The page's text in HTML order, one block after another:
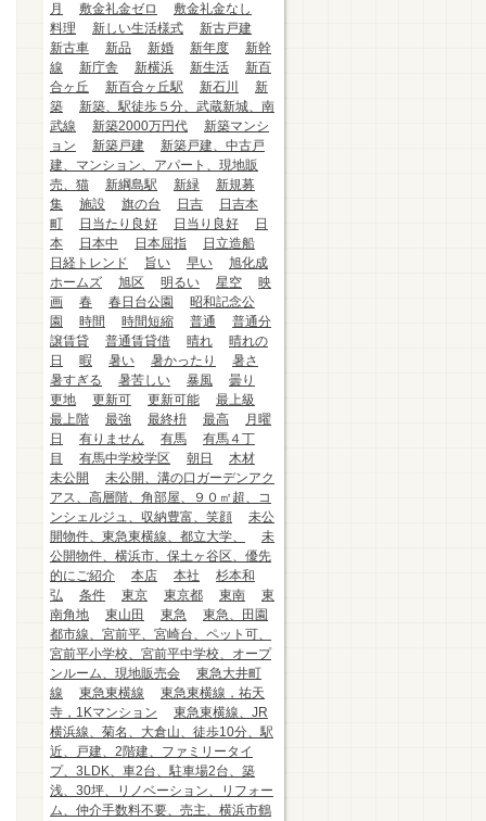
月
敷金礼金ゼロ
敷金礼金なし
料理
新しい生活様式
新古戸建
新古車
新品 新婚 新年度
新幹
線
新庁舎 新横浜 新生活
新百
合ヶ丘
新百合ヶ丘駅 新石川
新
築
新築、駅徒歩５分、武蔵新城、南
武線
新築2000万円代
新築マンシ
ョン
新築戸建
新築戸建、中古戸
建、マンション、アパート、現地販
売、猫
新綱島駅 新緑
新規募
集
施設 旗の台 日吉
日吉本
町
日当たり良好 日当り良好
日
本
日本中 日本屈指
日立造船
日経トレンド
旨い 早い
旭化成
ホームズ
旭区 明るい 星空
映
画
春 春日台公園
昭和記念公
園
時間 時間短縮 普通
普通分
譲賃貸
普通賃貸借 晴れ
晴れの
日
暇 暑い 暑かったり
暑さ
暑すぎる
暑苦しい 暴風
曇り
更地
更新可 更新可能
最上級
最上階
最強 最終枡 最高
月曜
日
有りません 有馬
有馬４丁
目
有馬中学校学区 朝日
木材
未公開
未公開、溝の口ガーデンアク
アス、高層階、角部屋、９０㎡超、コ
ンシェルジュ、収納豊富、笑顔
未公
開物件、東急東横線、都立大学、
未
公開物件、横浜市、保土ヶ谷区、優先
的にご紹介
本店 本社
杉本和
弘
条件 東京 東京都 東南
東
南角地
東山田 東急
東急、田園
都市線、宮前平、宮崎台、ペット可、
宮前平小学校、宮前平中学校、オープ
ンルーム、現地販売会
東急大井町
線
東急東横線
東急東横線，祐天
寺，1Kマンション
東急東横線、JR
横浜線、菊名、大倉山、徒歩10分、駅
近、戸建、2階建、ファミリータイ
プ、3LDK、車2台、駐車場2台、築
浅、30坪、リノベーション、リフォー
ム、仲介手数料不要、売主、横浜市鶴